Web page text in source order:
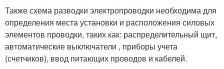
Также схема разводки электропроводки необходима для
определения места установки и расположения силовых
элементов проводки, таких как: распределительный щит,
автоматические выключатели , приборы учета
(счетчиков), ввод питающих проводов и кабелей.